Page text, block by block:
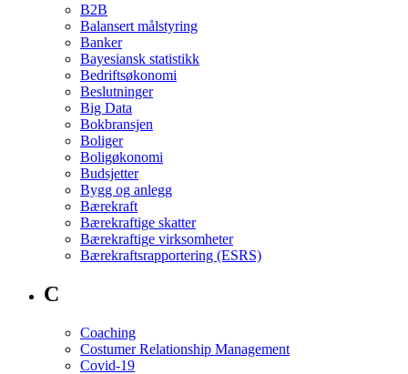
B2B
Balansert målstyring
Banker
Bayesiansk statistikk
Bedriftsøkonomi
Beslutninger
Big Data
Bokbransjen
Boliger
Boligøkonomi
Budsjetter
Bygg og anlegg
Bærekraft
Bærekraftige skatter
Bærekraftige virksomheter
Bærekraftsrapportering (ESRS)
C
Coaching
Costumer Relationship Management
Covid-19